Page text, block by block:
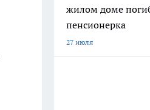
жилом доме
пенсионерка
27 июля